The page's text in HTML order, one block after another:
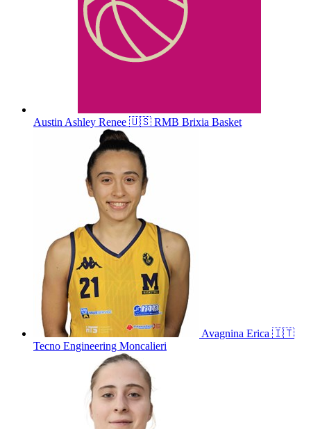
AustinAshley Renee 🇺🇸 RMB Brixia Basket
Avagnina Erica 🇮🇹
Tecno Engineering Moncalieri